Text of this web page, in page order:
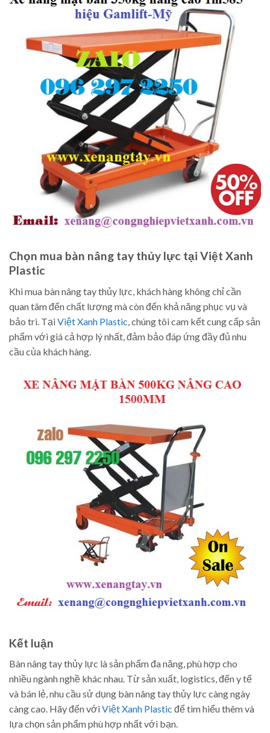
Chọn mua bàn nâng tay thủy lực tại Việt Xanh
Plastic
Khi mua bàn nâng tay thủy lực, khách hàng không chỉ cần
quan tâm đến chất lượng mà còn đến khả năng phục vụ và
bảo trì. TạiViệt Xanh Plastic, chúng tôi cam kết cung cấp sản
phẩm với giá cả hợp lý nhất, đảm bảo đáp ứng đầy đủ nhu
cầu của khách hàng.
Kết luận
Bàn nâng tay thủy lực là sản phẩm đa năng, phù hợp cho
nhiều ngành nghề khác nhau. Từ sản xuất, logistics, đến y tế
và bán lẻ, nhu cầu sử dụng bàn nâng tay thủy lực càng ngày
càng cao. Hãy đến vớiViệt Xanh Plastic để tìm hiểu thêm và
lựa chọn sản phẩm phù hợp nhất với bạn.